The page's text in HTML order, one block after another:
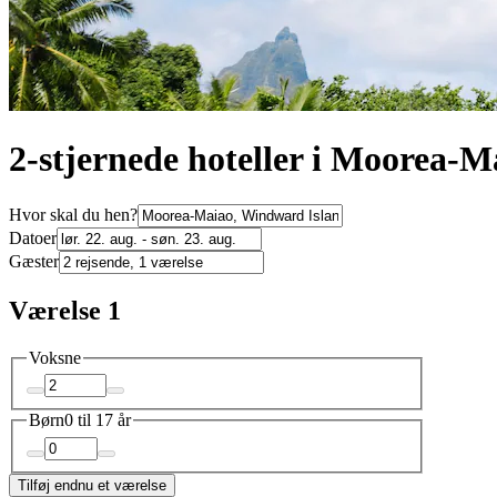
2-stjernede hoteller i Moorea-
Hvor skal du hen?
Datoer
Gæster
Værelse 1
Voksne
Børn0 til 17 år
Tilføj endnu et værelse